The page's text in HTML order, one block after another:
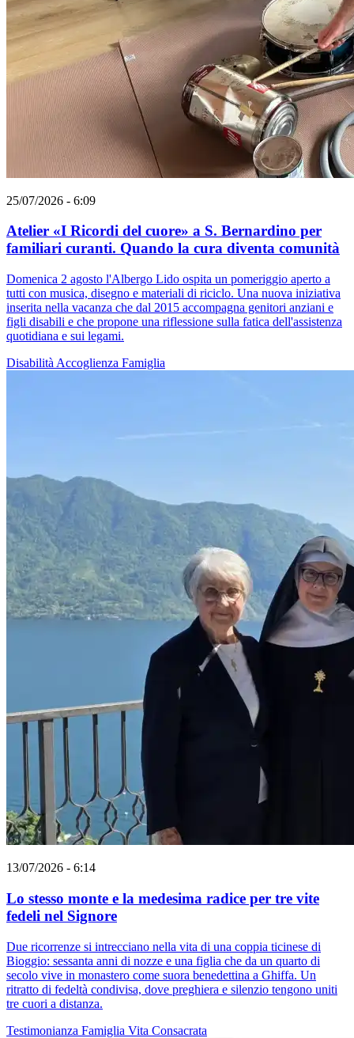
25/07/2026 - 6:09
Atelier «I Ricordi del cuore» a S. Bernardino per
familiari curanti. Quando la cura diventa comunità
Domenica 2 agosto l'Albergo Lido ospita un pomeriggio aperto a
tutti con musica, disegno e materiali di riciclo. Una nuova iniziativa
inserita nella vacanza che dal 2015 accompagna genitori anziani e
figli disabili e che propone una riflessione sulla fatica dell'assistenza
quotidiana e sui legami.
Disabilità Accoglienza Famiglia
13/07/2026 - 6:14
Lo stesso monte e la medesima radice per tre vite
fedeli nel Signore
Due ricorrenze si intrecciano nella vita di una coppia ticinese di
Bioggio: sessanta anni di nozze e una figlia che da un quarto di
secolo vive in monastero come suora benedettina a Ghiffa. Un
ritratto di fedeltà condivisa, dove preghiera e silenzio tengono uniti
tre cuori a distanza.
Testimonianza Famiglia Vita Consacrata